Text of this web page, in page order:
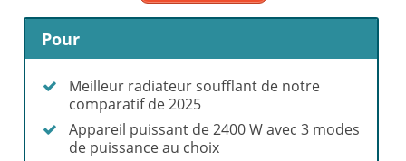
Pour
Meilleur radiateur soufflant de notre
comparatif de 2025
Appareil puissant de 2400 W avec 3 modes
de puissance au choix